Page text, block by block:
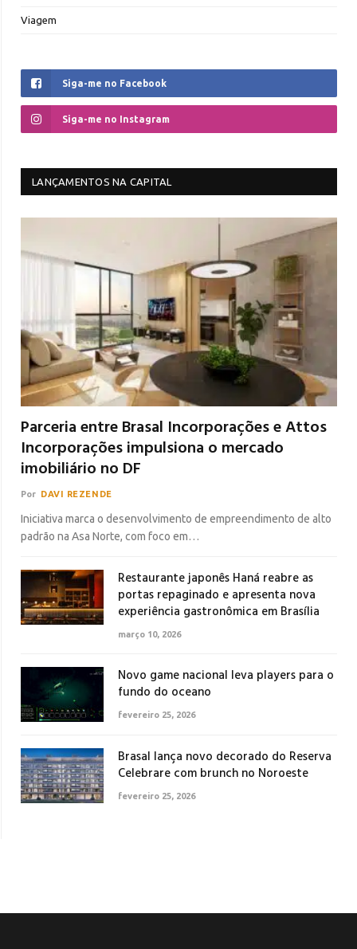
Viagem
Siga-me no Facebook
Siga-me no Instagram
LANÇAMENTOS NA CAPITAL
Parceria entre Brasal Incorporações e Attos
Incorporações impulsiona o mercado
imobiliário no DF
Por DAVI REZENDE
Iniciativa marca o desenvolvimento de empreendimento de alto
padrão na Asa Norte, com foco em…
Restaurante japonês Haná reabre as
portas repaginado e apresenta nova
experiência gastronômica em Brasília
março 10, 2026
Novo game nacional leva players para o
fundo do oceano
fevereiro 25, 2026
Brasal lança novo decorado do Reserva
Celebrare com brunch no Noroeste
fevereiro 25, 2026